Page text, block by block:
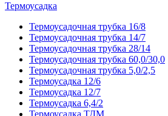
Термоусадка
Термоусадочная трубка 16/8
Термоусадочная трубка 14/7
Термоусадочная трубка 28/14
Термоусадочная трубка 60,0/30,0
Термоусадочная трубка 5,0/2,5
Термоусадка 12/6
Термоусадка 12/7
Термоусадка 6,4/2
Термоусадка ТДМ